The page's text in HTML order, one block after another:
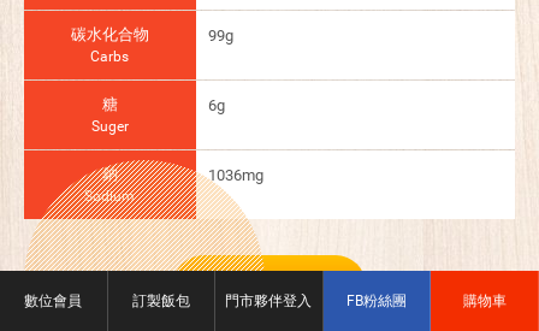
數位會員 訂製飯包 門市夥伴登入 FB粉絲團 購物車
碳水化合物
Carbs
99g
糖
Suger
6g
鈉
Sodium
1036mg